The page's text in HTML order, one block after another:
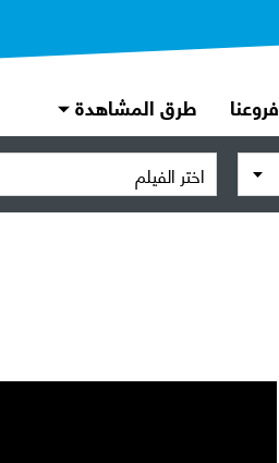
فروعنا طرق المشاهدة
اختر الفيلم